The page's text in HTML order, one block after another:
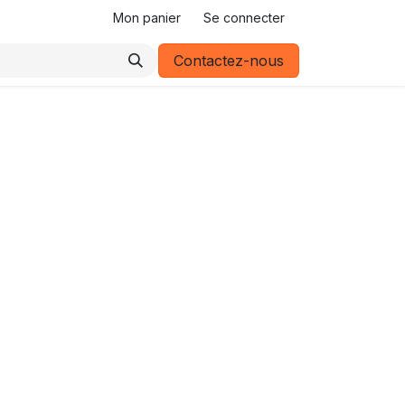
Mon panier Se connecter
Contactez-nous